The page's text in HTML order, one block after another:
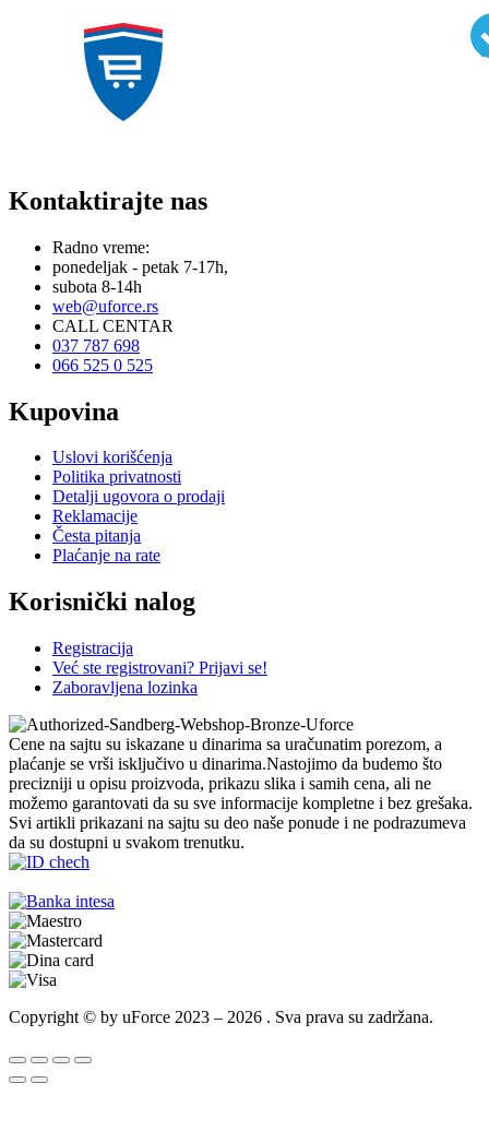
Kontaktirajte nas
Radno vreme:
ponedeljak - petak 7-17h,
subota 8-14h
web@uforce.rs
CALL CENTAR
037 787 698
066 525 0 525
Kupovina
Uslovi korišćenja
Politika privatnosti
Detalji ugovora o prodaji
Reklamacije
Česta pitanja
Plaćanje na rate
Korisnički nalog
Registracija
Već ste registrovani? Prijavi se!
Zaboravljena lozinka
Cene na sajtu su iskazane u dinarima sa uračunatim porezom, a
plaćanje se vrši isključivo u dinarima.Nastojimo da budemo što
precizniji u opisu proizvoda, prikazu slika i samih cena, ali ne
možemo garantovati da su sve informacije kompletne i bez grešaka.
Svi artikli prikazani na sajtu su deo naše ponude i ne podrazumeva
da su dostupni u svakom trenutku.
Copyright © by uForce 2023 – 2026 . Sva prava su zadržana.